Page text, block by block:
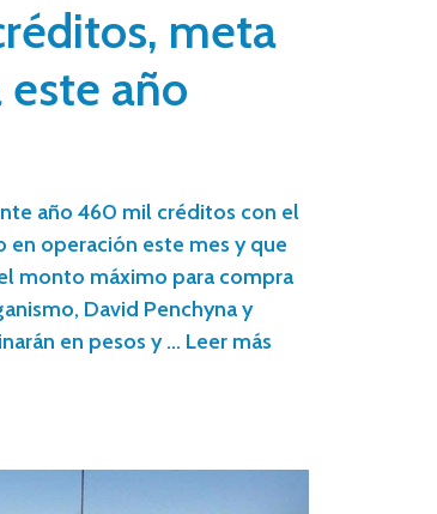
meta
año
año 460 mil créditos con el
operación este mes y que
monto máximo para compra
David Penchyna y
en pesos y … Leer más